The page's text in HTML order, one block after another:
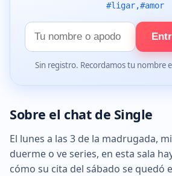
#ligar,#amor
Tu
nombre
Sin registro. Recordamos tu nombre
Sobre el chat de Single
El lunes a las 3 de la madrugada,
duerme o ve series, en esta sala
cómo su cita del sábado se quedó